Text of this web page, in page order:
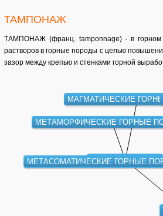
ТАМПОНАЖ
ТАМПОНАЖ (франц. tamponnage) - в горном
растворов в горные породы с целью
зазор между крепью и стенками горной
ГОРНЫЕ ПОРОДЫ
МЕТАСОМАТИЧЕСКИЕ ГОРНЫЕ
МЕТАМОРФИЧЕСКИЕ ГОРНЫЕ
МАГМАТИЧЕСКИЕ